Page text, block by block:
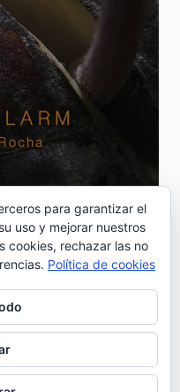
del nuevo disco
año y llevará
supone un
propuesta de su
para garantizar el
uso y mejorar nuestros
cookies, rechazar las no
Política de cookies